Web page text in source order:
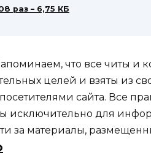
раз – 6,75 КБ
что все читы и
целей и взяты из
сайта. Все
исключительно для
за материалы,